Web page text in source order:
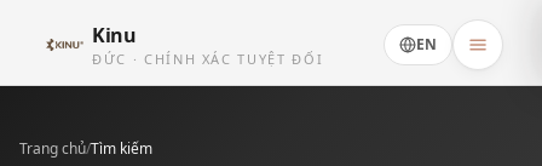
Kinu
ĐỨC · CHÍNH XÁC TUYỆT ĐỐI
EN
Trang chủ/Tìm kiếm